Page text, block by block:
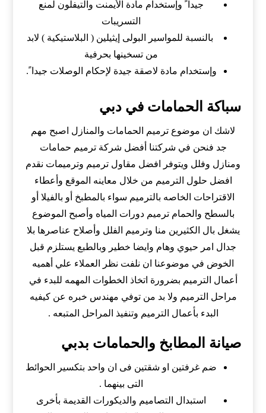
جيدا ً وإستخدام مادة الأيمنت والتيفلون لمنع
التسريبات
بالنسبة للمواسير البولى إيثيلين ( البلاستيكية ) لابد
من تسخينها بحرفية
وإستخدام مادة لاصقة جيدة لإحكام الوصلات جيدا ً.
سباكة الحمامات في دبي
لاشك ان موضوع ترميم الحمامات والمنازل اصبح مهم
جد فنحن في شركتنا أفضل شركة ترميم حمامات
ومنازل وفلل ويتوفر افضل مقاول ترميم وترميمات نقدم
افضل حلول الترميم من خلال معاينه الموقع وأعطاء
الاقتراحات الخاصه بالترميم سواء بالمطبخ أو بالفيلا أو
بالسطح والحمام ترميم دورات المياه وأصبح الموضوع
يشغل بال الكثيرين منا وترميم الفلل وأصلاح عناصرها بلا
جدال امر حيوي وهام وايضا خطير وبالطبع يستلزم قبل
الخوض في موضوعنا ان نلفت نظر العملاء علي أهميه
أعمال الترميم بضرورة اتخاذ الخطوات المهمه للبدء في
مراحل الترميم ولا بد من توفي مهندس خبره عن كيفيه
البدء بأعمال الترميم وتنفيذ المراحل المتبعه .
صيانة المطابخ والحمامات بدبي
ضم غرفتين او شقتين فى ان واحد بتكسير الحوائط
التى بينهما .
استبدال التصاميم والديكورات القديمة بأخرى